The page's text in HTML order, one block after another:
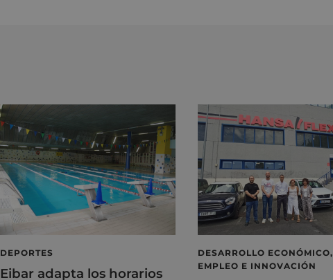
DEPORTES
Eibar adapta los horarios
DESARROLLO ECONÓMICO,
EMPLEO E INNOVACIÓN